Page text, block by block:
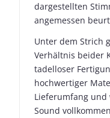
dargestellten
angemessen
Unter dem Strich
Verhältnis beider
tadelloser
hochwertiger
Lieferumfang
Sound